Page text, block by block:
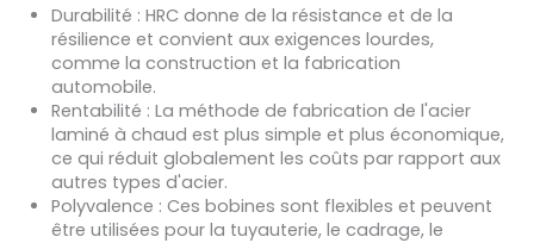
Durabilité : HRC donne de la résistance et de la
résilience et convient aux exigences lourdes,
comme la construction et la fabrication
automobile.
Rentabilité : La méthode de fabrication de l'acier
laminé à chaud est plus simple et plus économique,
ce qui réduit globalement les coûts par rapport aux
autres types d'acier.
Polyvalence : Ces bobines sont flexibles et peuvent
être utilisées pour la tuyauterie, le cadrage, le